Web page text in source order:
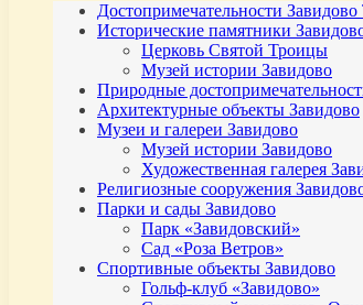
Достопримечательности Завидово
Исторические памятники
Церковь Святой Троицы
Музей истории Завидово
Природные
Архитектурные объекты Завидово
Музеи и галереи Завидово
Музей истории Завидово
Художественная галерея
Религиозные сооружения
Парки и сады Завидово
Парк «Завидовский»
Сад «Роза Ветров»
Спортивные объекты Завидово
Гольф-клуб «Завидово»